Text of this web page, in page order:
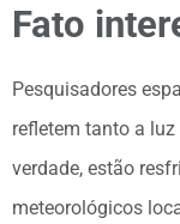
Fato
Pesquisadores
refletem tanto a
verdade, estão
meteorológicos